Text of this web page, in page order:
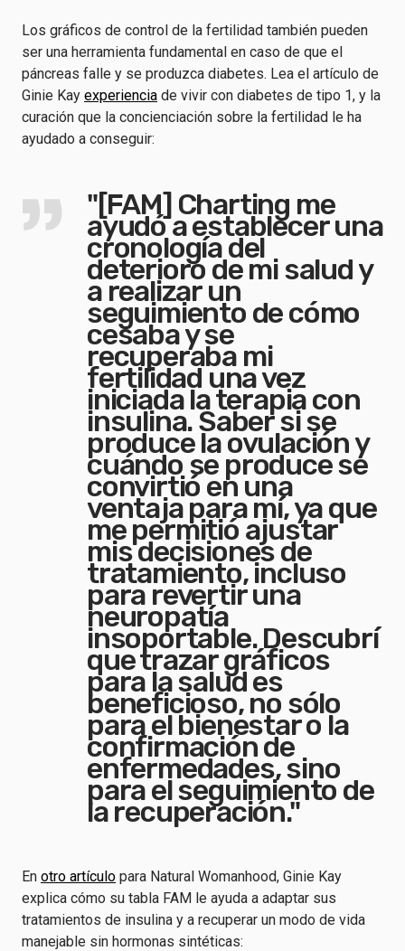
Los gráficos de control de la fertilidad también pueden
ser una herramienta fundamental en caso de que el
páncreas falle y se produzca diabetes. Lea el artículo de
Ginie Kay experiencia de vivir con diabetes de tipo 1, y la
curación que la concienciación sobre la fertilidad le ha
ayudado a conseguir:
"[FAM] Charting me
ayudó a establecer una
cronología del
deterioro de mi salud y
a realizar un
seguimiento de cómo
cesaba y se
recuperaba mi
fertilidad una vez
iniciada la terapia con
insulina. Saber si se
produce la ovulación y
cuándo se produce se
convirtió en una
ventaja para mí, ya que
me permitió ajustar
mis decisiones de
tratamiento, incluso
para revertir una
neuropatía
insoportable. Descubrí
que trazar gráficos
para la salud es
beneficioso, no sólo
para el bienestar o la
confirmación de
enfermedades, sino
para el seguimiento de
la recuperación."
En otro artículo para Natural Womanhood, Ginie Kay
explica cómo su tabla FAM le ayuda a adaptar sus
tratamientos de insulina y a recuperar un modo de vida
manejable sin hormonas sintéticas: